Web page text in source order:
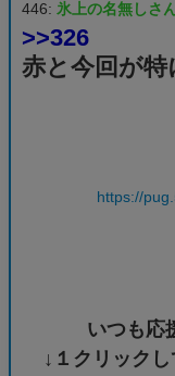
446: 氷上の名無しさ
>>326
赤と今回が特
https://
いつも応
↓１クリック